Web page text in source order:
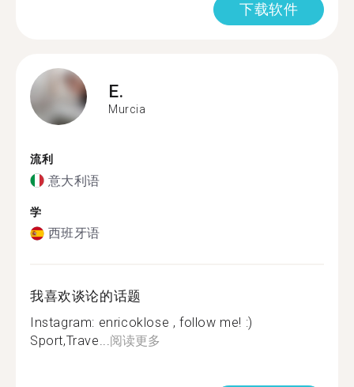
下载软件
E.
Murcia
流利
意大利语
学
西班牙语
我喜欢谈论的话题
Instagram: enricoklose , follow me! :)
Sport,Trave...阅读更多